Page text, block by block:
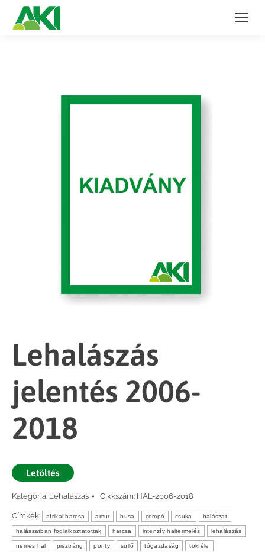
Lehalászás
jelentés 2006-
2018
Letöltés
Kategória: Lehalászás Cikkszám: HAL-2006-2018
Címkék: afrikai harcsa amur busa compó csuka halászat
halászatban foglalkoztatottak harcsa intenzív haltermelés lehalászás
nemes hal pisztráng ponty süllő tógazdaság tokféle